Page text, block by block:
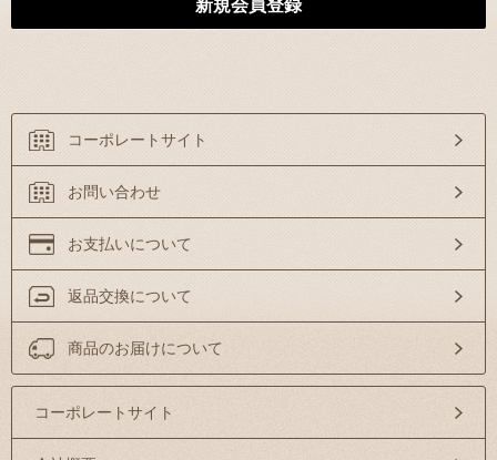
コーポレートサイト
お問い合わせ
お支払いについて
返品交換について
商品のお届けについて
コーポレートサイト